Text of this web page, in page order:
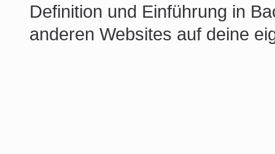
Definition und Einführung in
anderen Websites auf deine